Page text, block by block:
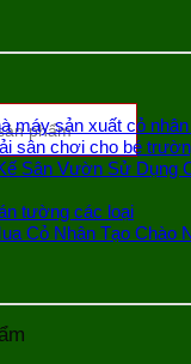
máy sản xuất cỏ
sân chơi cho bé
Sân Vườn Sử Dụng
tường các loại
Cỏ Nhân Tạo Chào